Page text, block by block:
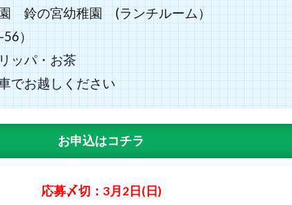
鈴の宮幼稚園 (ランチルーム）
56）
ッパ・お茶
でお越しください
お申込はコチラ
応募〆切：3月2日(日)